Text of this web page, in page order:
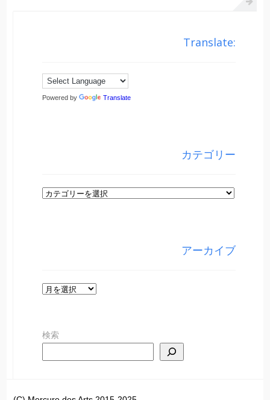
Translate:
Powered by Translate
カテゴリー
カ
アーカイブ
ア
イ
検索